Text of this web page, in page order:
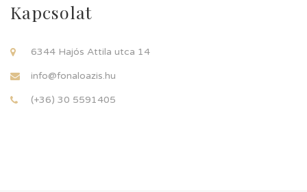
Kapcsolat
6344 Hajós Attila utca 14
info@fonaloazis.hu
(+36) 30 5591405